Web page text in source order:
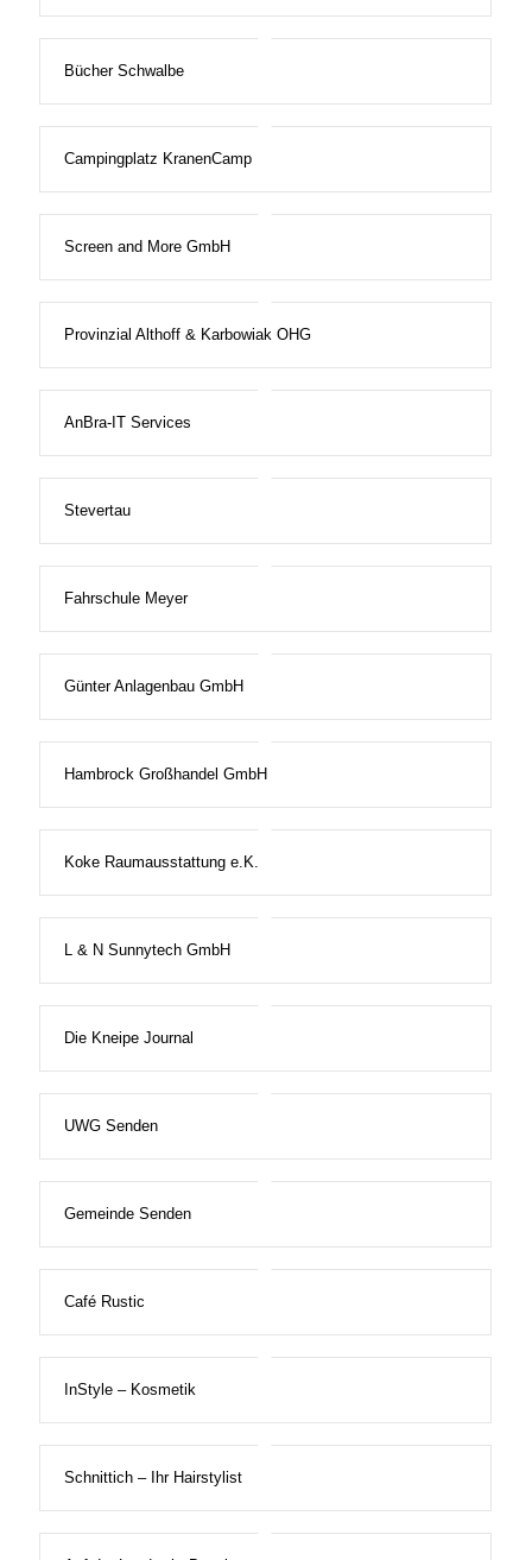
Bücher Schwalbe
Campingplatz KranenCamp
Screen and More GmbH
Provinzial Althoff & Karbowiak OHG
AnBra-IT Services
Stevertau
Fahrschule Meyer
Günter Anlagenbau GmbH
Hambrock Großhandel GmbH
Koke Raumausstattung e.K.
L & N Sunnytech GmbH
Die Kneipe Journal
UWG Senden
Gemeinde Senden
Café Rustic
InStyle – Kosmetik
Schnittich – Ihr Hairstylist